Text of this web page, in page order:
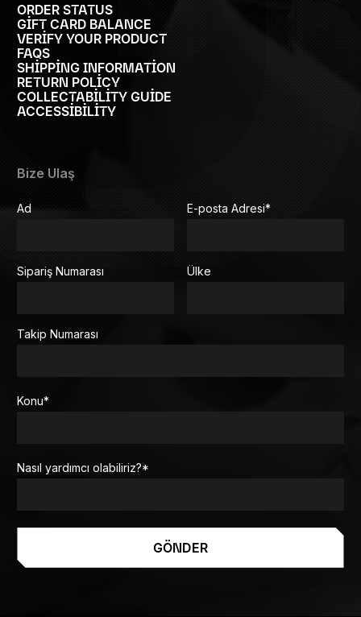
ORDER STATUS
GIFT CARD BALANCE
VERIFY YOUR PRODUCT
FAQS
SHIPPING INFORMATION
RETURN POLICY
COLLECTABILITY GUIDE
ACCESSIBILITY
Bize Ulaş
Ad E-posta Adresi*
Sipariş Numarası Ülke
Takip Numarası
Konu*
Nasıl yardımcı olabiliriz?*
GÖNDER